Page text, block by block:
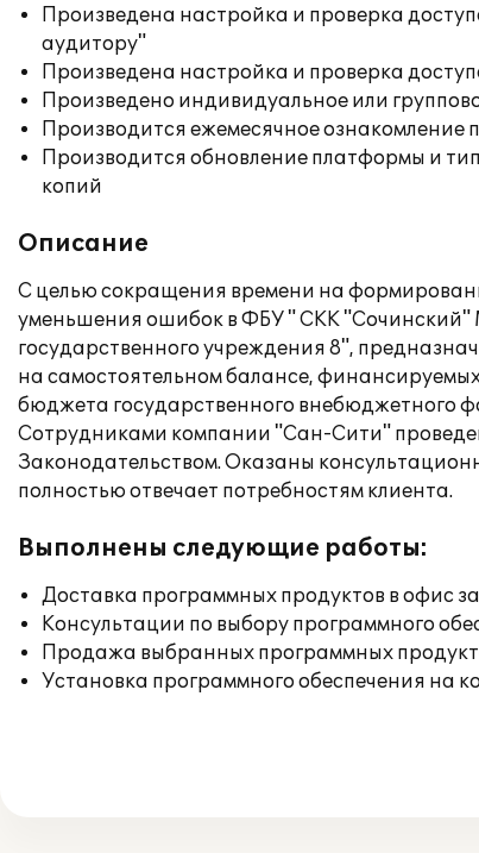
Произведена настройка и проверка
аудитору"
Произведена настройка и проверка
Произведено индивидуальное или
Производится ежемесячное
Производится обновление платформы и
копий
Описание
С целью сокращения времени на
уменьшения ошибок в ФБУ " СКК "Сочинский"
государственного учреждения 8",
на самостоятельном балансе,
бюджета государственного внебюджетного
Сотрудниками компании "Сан-Сити"
Законодательством. Оказаны
полностью отвечает потребностям клиента.
Выполнены следующие работы:
Доставка программных продуктов в офис
Консультации по выбору программного
Продажа выбранных программных
Установка программного обеспечения на